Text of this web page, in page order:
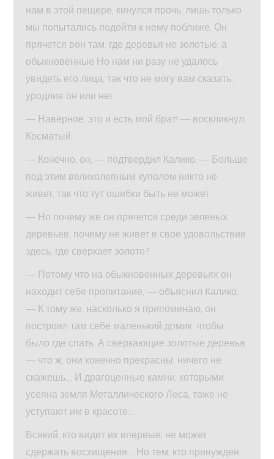
нам в этой пещере, кинулся прочь, лишь только
мы попытались подойти к нему поближе. Он
прячется вон там, где деревья не золотые, а
обыкновенные Но нам ни разу не удалось
увидеть его лица, так что не могу вам сказать,
уродлив он или нет.
— Наверное, это и есть мой брат! — воскликнул
Косматый.
— Конечно, он, — подтвердил Калико. — Больше
под этим великолепным куполом никто не
живет, так что тут ошибки быть не может.
— Но почему же он прячется среди зеленых
деревьев, почему не живет в свое удовольствие
здесь, где сверкает золото?
— Потому что на обыкновенных деревьях он
находит себе пропитание, — объяснил Калико.
— К тому же, насколько я припоминаю, он
построил там себе маленький домик, чтобы
было где спать. А сверкающие золотые деревья
— что ж, они конечно прекрасны, ничего не
скажешь… И драгоценные камни, которыми
усеяна земля Металлического Леса, тоже не
уступают им в красоте…
Всякий, кто видит их впервые, не может
сдержать восхищения… Но тем, кто принужден